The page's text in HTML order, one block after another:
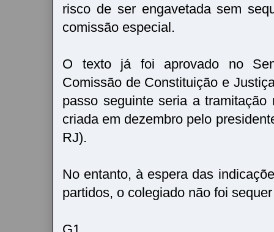
risco de ser engavetada sem
comissão especial.
O texto já foi aprovado no
Comissão de Constituição e
passo seguinte seria a tramitação
criada em dezembro pelo
RJ).
No entanto, à espera das
partidos, o colegiado não foi